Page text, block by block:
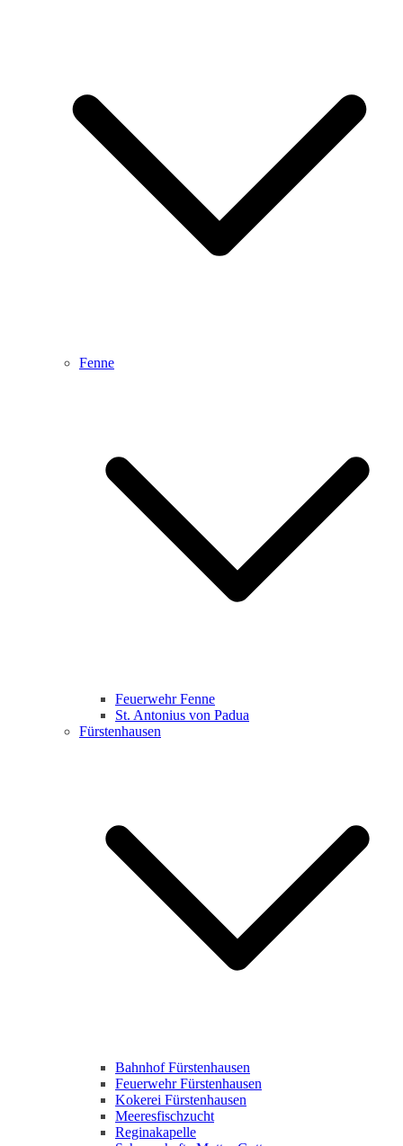
Fenne
Feuerwehr Fenne
St. Antonius von Padua
Fürstenhausen
Bahnhof Fürstenhausen
Feuerwehr Fürstenhausen
Kokerei Fürstenhausen
Meeresfischzucht
Reginakapelle